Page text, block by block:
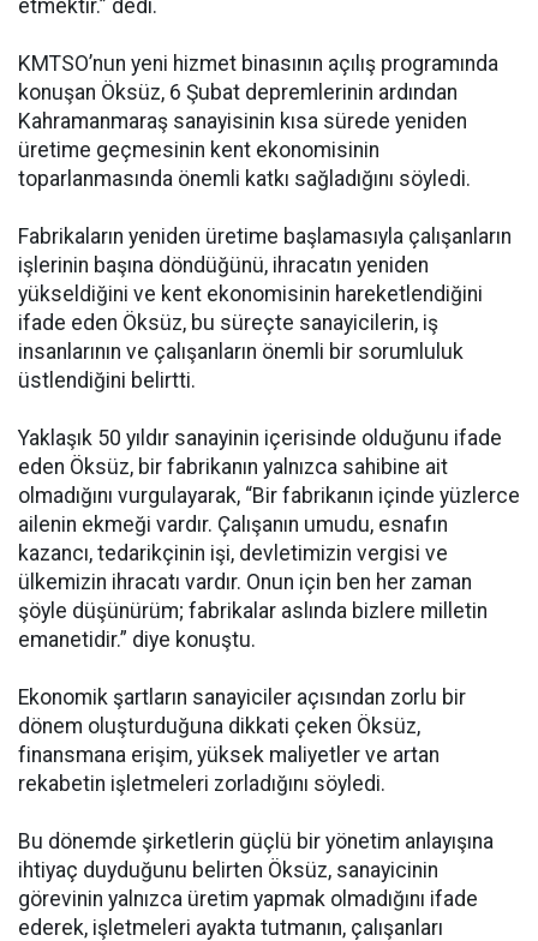
etmektir.” dedi.
KMTSO’nun yeni hizmet binasının açılış programında
konuşan Öksüz, 6 Şubat depremlerinin ardından
Kahramanmaraş sanayisinin kısa sürede yeniden
üretime geçmesinin kent ekonomisinin
toparlanmasında önemli katkı sağladığını söyledi.
Fabrikaların yeniden üretime başlamasıyla çalışanların
işlerinin başına döndüğünü, ihracatın yeniden
yükseldiğini ve kent ekonomisinin hareketlendiğini
ifade eden Öksüz, bu süreçte sanayicilerin, iş
insanlarının ve çalışanların önemli bir sorumluluk
üstlendiğini belirtti.
Yaklaşık 50 yıldır sanayinin içerisinde olduğunu ifade
eden Öksüz, bir fabrikanın yalnızca sahibine ait
olmadığını vurgulayarak, “Bir fabrikanın içinde yüzlerce
ailenin ekmeği vardır. Çalışanın umudu, esnafın
kazancı, tedarikçinin işi, devletimizin vergisi ve
ülkemizin ihracatı vardır. Onun için ben her zaman
şöyle düşünürüm; fabrikalar aslında bizlere milletin
emanetidir.” diye konuştu.
Ekonomik şartların sanayiciler açısından zorlu bir
dönem oluşturduğuna dikkati çeken Öksüz,
finansmana erişim, yüksek maliyetler ve artan
rekabetin işletmeleri zorladığını söyledi.
Bu dönemde şirketlerin güçlü bir yönetim anlayışına
ihtiyaç duyduğunu belirten Öksüz, sanayicinin
görevinin yalnızca üretim yapmak olmadığını ifade
ederek, işletmeleri ayakta tutmanın, çalışanları